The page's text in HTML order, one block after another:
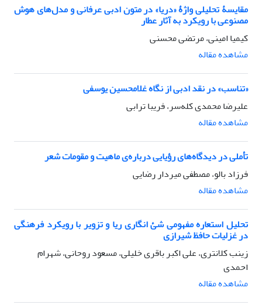
مقایسۀ تحلیلی واژۀ «دریا» در متون ادبی عرفانی و مدل‌های هوش
مصنوعی با رویکرد به آثار عطار
کیمیا امینی، مرتضی محسنی
مشاهده مقاله
«تناسب» در نقد ادبی از نگاه غلامحسین یوسفی
علیرضا محمدی کله‌سر، فریبا ترابی
مشاهده مقاله
تأملی در دیدگاه‌های رؤیایی درباره‌ی ماهیت و مقومات شعر
فرزاد بالو، مصطفی میردار رضایی
مشاهده مقاله
تحلیل استعاره مفهومی شئ‌ انگاری ریا و تزویر با رویکرد فرهنگی
در غزلیات حافظ شیرازی
زینب کلانتری، علی اکبر باقری خلیلی، مسعود روحانی، شهرام
احمدی
مشاهده مقاله